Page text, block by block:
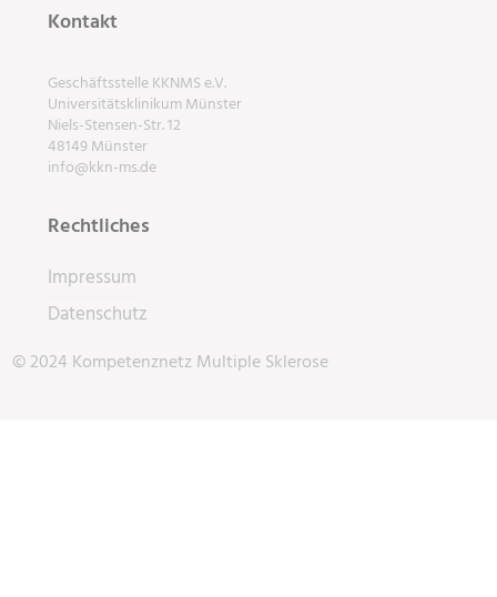
Kontakt
Geschäftsstelle KKNMS e.V.
Universitätsklinikum Münster
Niels-Stensen-Str. 12
48149 Münster
info@kkn-ms.de
Rechtliches
Impressum
Datenschutz
© 2024 Kompetenznetz Multiple Sklerose